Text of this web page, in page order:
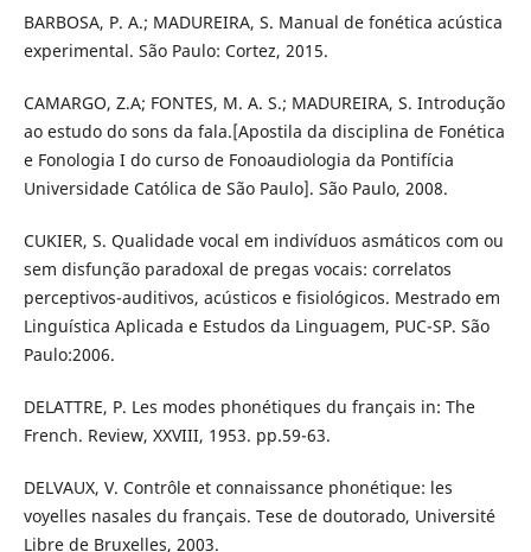
BARBOSA, P. A.; MADUREIRA, S. Manual de fonética acústica
experimental. São Paulo: Cortez, 2015.
CAMARGO, Z.A; FONTES, M. A. S.; MADUREIRA, S. Introdução
ao estudo do sons da fala.[Apostila da disciplina de Fonética
e Fonologia I do curso de Fonoaudiologia da Pontifícia
Universidade Católica de São Paulo]. São Paulo, 2008.
CUKIER, S. Qualidade vocal em indivíduos asmáticos com ou
sem disfunção paradoxal de pregas vocais: correlatos
perceptivos-auditivos, acústicos e fisiológicos. Mestrado em
Linguística Aplicada e Estudos da Linguagem, PUC-SP. São
Paulo:2006.
DELATTRE, P. Les modes phonétiques du français in: The
French. Review, XXVIII, 1953. pp.59-63.
DELVAUX, V. Contrôle et connaissance phonétique: les
voyelles nasales du français. Tese de doutorado, Université
Libre de Bruxelles, 2003.